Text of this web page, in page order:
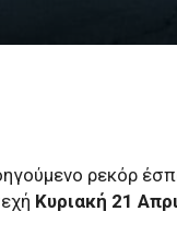
ρεκόρ
Κυριακή 21